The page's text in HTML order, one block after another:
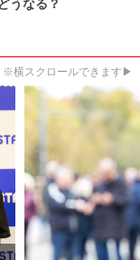
うなる？
※横スクロールできます▶